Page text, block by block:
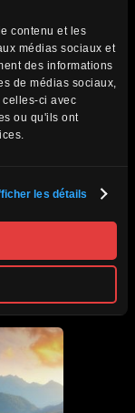
contenu et les
médias sociaux et
des informations
de médias sociaux,
ci avec
ou qu'ils ont
les détails